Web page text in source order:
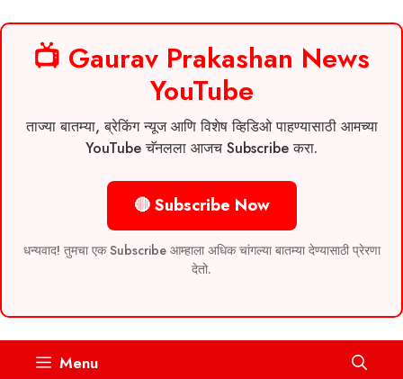
📺 Gaurav Prakashan News
YouTube
ताज्या बातम्या, ब्रेकिंग न्यूज आणि विशेष व्हिडिओ पाहण्यासाठी आमच्या
YouTube चॅनलला आजच Subscribe करा.
🔴 Subscribe Now
धन्यवाद! तुमचा एक Subscribe आम्हाला अधिक चांगल्या बातम्या देण्यासाठी प्रेरणा
देतो.
Menu